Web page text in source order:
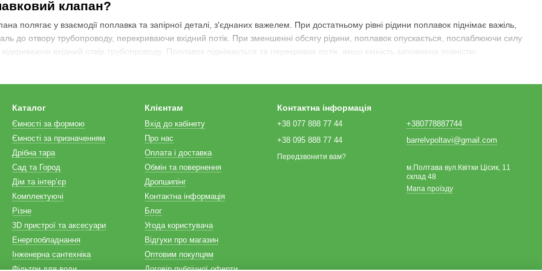
клапан?
полягає у взаємодії поплавка та запірної деталі, з'єднаних важелем. При достатньому рівні рідини поплавок піднімає важіль,
до отвору трубопроводу, перекриваючи вхідний потік. При зменшенні обсягу рідини, поплавок опускається, послаблюючи силу
відкриваючи вхідний отвір трубопроводу. Поплавок піднімається та перекриває потік, якщо ємність заповнена повністю.
поплавкових клапанів?
клапанів має кілька переваг. Вони легкі у монтажі та обслуговуванні, оскільки приєднуються до труб фланцевим методом. У
рідину, вони не потребують частого технічного обслуговування. Частини конструкції періодично промивають, щоб запобігти
середовищі. Крім того, механічні поплавкові клапани практично безшумні, працюють незалежно від електромереж і
клапанів існують?
поплавкових систем:
застосовується зазвичай в домашніх трубопроводах з тиском робочого потоку трохи більше 5 бар. Цей тип поплавкових систем є
простоті, легкості установки, можливості автономної роботи без електромережі та доступній ціні.
є автоматичним (електричним) і використовується в ємностях з інтенсивним забором рідини. Його принцип роботи полягає
контакти схеми керування залежно від змін рівня рідини в ємності. З цих сигналів АСУ відкриває або перериває вхідний
Каталог
Ємності за формою
Ємності за призначенням
Дрібна тара
Сад та Город
Дім та інтерʼєр
Комплектуючі
Різне
3D пристрої та аксесуари
Енергообладнання
Інженерна сантехніка
Фільтри для води
Клієнтам
Вхід до кабінету
Про нас
Оплата і доставка
Обмін та повернення
Дропшипінг
Контактна інформація
Блог
Угода користувача
Відгуки про магазин
Оптовим покупцям
Договір публічної оферти
Контактна інформація
+38 077 888 77 44
+38 095 888 77 44
Передзвонити вам?
+380778887744
barrelvpoltavi@gmail.com
м.Полтава вул.Квітки Цісик, 11
склад 48
Мапа проїзду